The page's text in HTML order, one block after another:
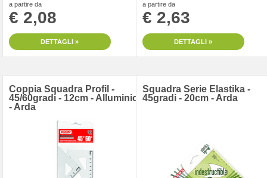
a partire da
€ 2,08
DETTAGLI »
a partire da
€ 2,63
DETTAGLI »
Coppia Squadra Profil -
45/60gradi - 12cm - Alluminio
- Arda
Squadra Serie Elastika -
45gradi - 20cm - Arda